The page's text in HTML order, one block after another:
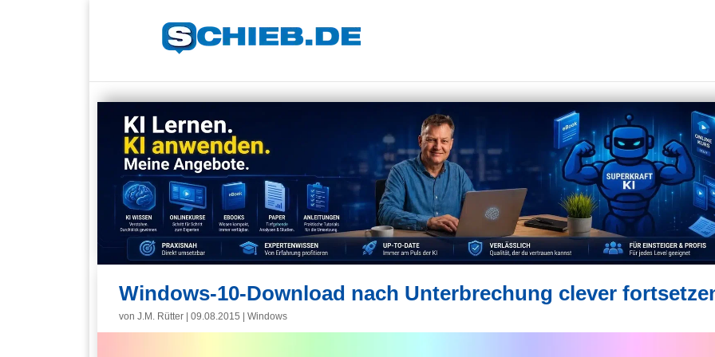
Windows-10-Download nach Unterbrechung clever
von J.M. Rütter 09.08.2015 Windows